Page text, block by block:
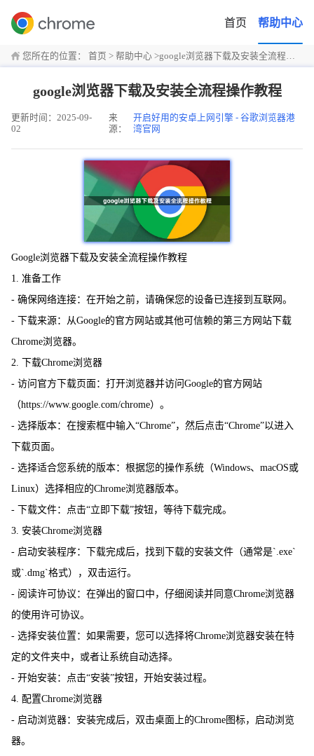
首页 帮助中心
您所在的位置： 首页 > 帮助中心 >google浏览器下载及安装全流程操作教程
google浏览器下载及安装全流程操作教程
更新时间：2025-09-
02
来
源：
开启好用的安卓上网引擎 - 谷歌浏览器港
湾官网
Google浏览器下载及安装全流程操作教程
1. 准备工作
- 确保网络连接：在开始之前，请确保您的设备已连接到互联网。
- 下载来源：从Google的官方网站或其他可信赖的第三方网站下载
Chrome浏览器。
2. 下载Chrome浏览器
- 访问官方下载页面：打开浏览器并访问Google的官方网站
（https://www.google.com/chrome）。
- 选择版本：在搜索框中输入“Chrome”，然后点击“Chrome”以进入
下载页面。
- 选择适合您系统的版本：根据您的操作系统（Windows、macOS或
Linux）选择相应的Chrome浏览器版本。
- 下载文件：点击“立即下载”按钮，等待下载完成。
3. 安装Chrome浏览器
- 启动安装程序：下载完成后，找到下载的安装文件（通常是`.exe`
或`.dmg`格式），双击运行。
- 阅读许可协议：在弹出的窗口中，仔细阅读并同意Chrome浏览器
的使用许可协议。
- 选择安装位置：如果需要，您可以选择将Chrome浏览器安装在特
定的文件夹中，或者让系统自动选择。
- 开始安装：点击“安装”按钮，开始安装过程。
4. 配置Chrome浏览器
- 启动浏览器：安装完成后，双击桌面上的Chrome图标，启动浏览
器。